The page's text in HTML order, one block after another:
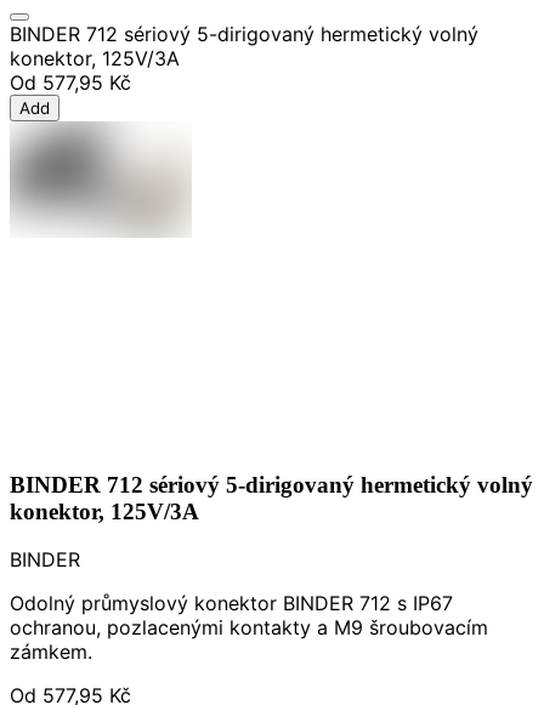
BINDER 712 sériový 5-dirigovaný hermetický volný
konektor, 125V/3A
Od 577,95 Kč
Add
BINDER 712 sériový 5-dirigovaný hermetický volný
konektor, 125V/3A
BINDER
Odolný průmyslový konektor BINDER 712 s IP67
ochranou, pozlacenými kontakty a M9 šroubovacím
zámkem.
Od 577,95 Kč